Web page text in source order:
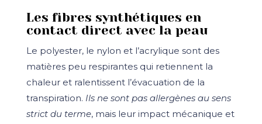
Les fibres synthétiques en
contact direct avec la peau
Le polyester, le nylon et l’acrylique sont des
matières peu respirantes qui retiennent la
chaleur et ralentissent l’évacuation de la
transpiration. Ils ne sont pas allergènes au sens
strict du terme, mais leur impact mécanique et